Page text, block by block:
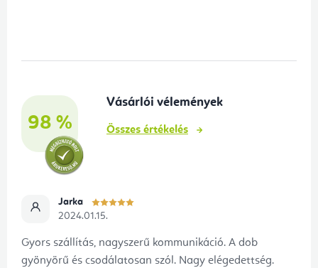
98 %
Vásárlói vélemények
Összes értékelés
Jarka
2024.01.15.
Gyors szállítás, nagyszerű kommunikáció. A dob
gyönyörű és csodálatosan szól. Nagy elégedettség.